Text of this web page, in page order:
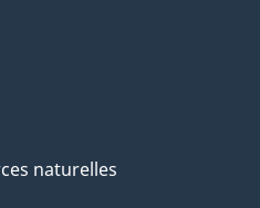
naturelles